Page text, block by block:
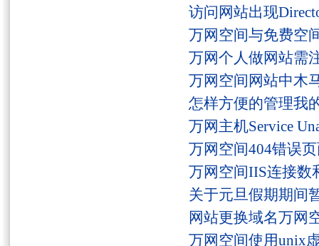
访问网站出现
万网空间与免费空
万网个人做网站需
万网空间网站中木
怎样方便的管理我
万网主机Service
万网空间404错误
万网空间IIS连接数
关于元旦假期期间
网站更换域名万网
万网空间使用unix